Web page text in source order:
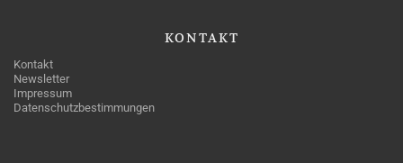
KONTAKT
Kontakt
Newsletter
Impressum
Datenschutzbestimmungen